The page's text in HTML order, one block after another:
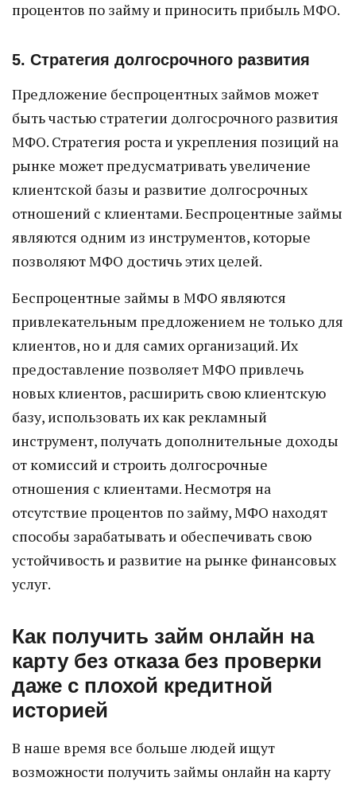
процентов по займу и приносить прибыль МФО.
5. Стратегия долгосрочного развития
Предложение беспроцентных займов может
быть частью стратегии долгосрочного развития
МФО. Стратегия роста и укрепления позиций на
рынке может предусматривать увеличение
клиентской базы и развитие долгосрочных
отношений с клиентами. Беспроцентные займы
являются одним из инструментов, которые
позволяют МФО достичь этих целей.
Беспроцентные займы в МФО являются
привлекательным предложением не только для
клиентов, но и для самих организаций. Их
предоставление позволяет МФО привлечь
новых клиентов, расширить свою клиентскую
базу, использовать их как рекламный
инструмент, получать дополнительные доходы
от комиссий и строить долгосрочные
отношения с клиентами. Несмотря на
отсутствие процентов по займу, МФО находят
способы зарабатывать и обеспечивать свою
устойчивость и развитие на рынке финансовых
услуг.
Как получить займ онлайн на
карту без отказа без проверки
даже с плохой кредитной
историей
В наше время все больше людей ищут
возможности получить займы онлайн на карту